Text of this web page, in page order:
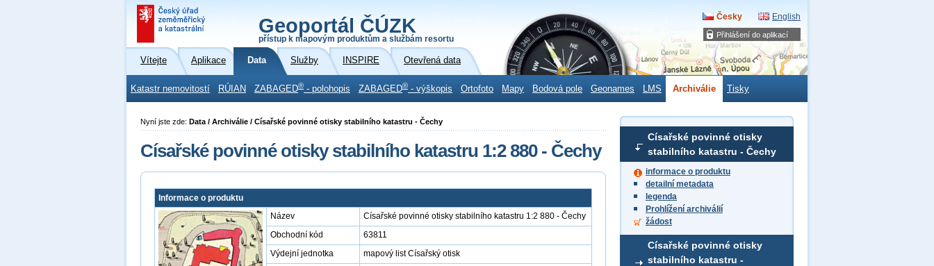
Přihlášení do aplikací
Geoportál ČÚZK
přístup k mapovým produktům a službám resortu
Česky English
Vítejte Aplikace Data Služby INSPIRE Otevřená data
Katastr nemovitostí RÚIAN ZABAGED® - polohopis ZABAGED® - výškopis Ortofoto Mapy Bodová pole Geonames LMS Archiválie Tisky
Císařské povinné otisky
stabilního katastru - Čechy
informace o produktu
detailní metadata
legenda
Prohlížení archiválií
žádost
Císařské povinné otisky
stabilního katastru -
Nyní jste zde: Data / Archiválie / Císařské povinné otisky stabilního katastru - Čechy
Císařské povinné otisky stabilního katastru 1:2 880 - Čechy
Informace o produktu
Název
Císařské povinné otisky stabilního katastru 1:2 880 - Čechy
Obchodní kód
63811
Výdejní jednotka
mapový list Císařský otisk